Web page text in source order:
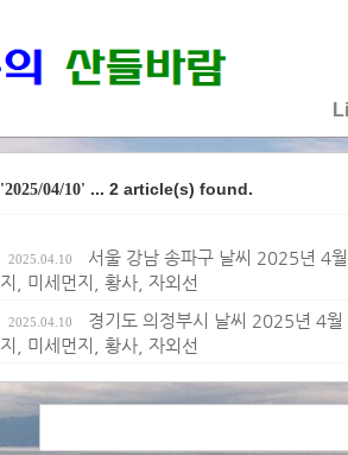
'2025/04/10' ... 2 article(s) found.
2025.04.10 서울 강남 송파구 날씨 2025년 4
지, 미세먼지, 황사, 자외선
2025.04.10 경기도 의정부시 날씨 2025년 4
지, 미세먼지, 황사, 자외선